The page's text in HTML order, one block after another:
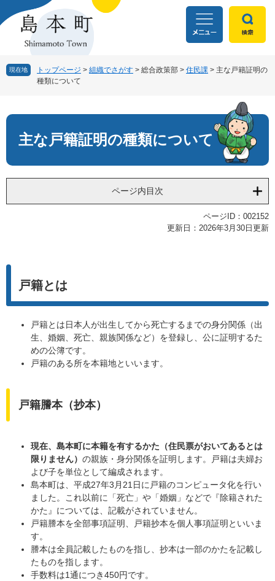
ー
ニ
本
現在地 トップページ > 組織でさがす > 総合政策部 > 住民課 > 主な戸籍証明の
種類について
文
主な戸籍証明の種類について
ページ内目次
ページID：002152
更新日：2026年3月30日更新
戸籍とは
戸籍とは日本人が出生してから死亡するまでの身分関係（出
生、婚姻、死亡、親族関係など）を登録し、公に証明するた
めの公簿です。
戸籍のある所を本籍地といいます。
戸籍謄本（抄本）
現在、島本町に本籍を有するかた （住民票がおいてあるとは
限りません） の親族・身分関係を証明します。戸籍は夫婦お
よび子を単位として編成されます。
島本町は、平成27年3月21日に戸籍のコンピュータ化を行い
ました。これ以前に「死亡」や「婚姻」などで『除籍された
かた』については、記載がされていません。
戸籍謄本を全部事項証明、戸籍抄本を個人事項証明といいま
す。
謄本は全員記載したものを指し、抄本は一部のかたを記載し
たものを指します。
手数料は1通につき450円です。